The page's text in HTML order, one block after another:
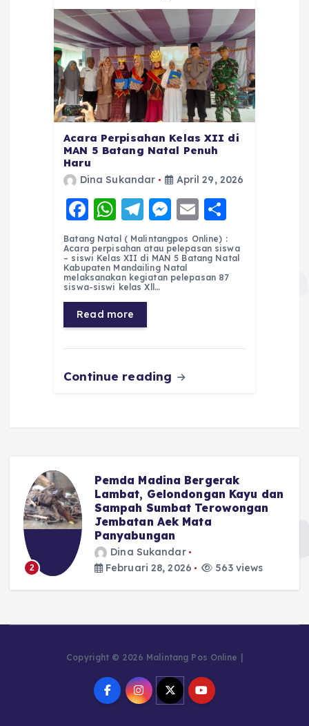
Acara Perpisahan Kelas XII di
MAN 5 Batang Natal Penuh
Haru
Dina Sukandar April 29, 2026
F
a
c
e
b
o
o
W
h
a
ts
A
p
p
T
el
e
g
r
m
M
e
ss
e
er
E
m
ai
l
h
a
re
Batang Natal ( Malintangpos Online) :
Acara perpisahan atau pelepasan siswa
– siswi Kelas XII di MAN 5 Batang Natal
Kabupaten Mandailing Natal
melaksanakan kegiatan pelepasan 87
siswa-siswi kelas Xll…
Read more
Continue reading
2
Pemda Madina Bergerak
Lambat, Gelondongan Kayu dan
Sampah Sumbat Terowongan
Jembatan Aek Mata
Panyabungan
Dina Sukandar
Februari 28, 2026
563 views
Copyright © 2026 Malintang Pos Online |